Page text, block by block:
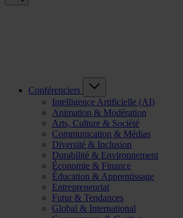
Conférenciers
Intelligence Artificielle (AI)
Animation & Modération
Arts, Culture & Société
Communication & Médias
Diversité & Inclusion
Durabilité & Environnement
Économie & Finance
Éducation & Apprentissage
Entrepreneuriat
Futur & Tendances
Global & International